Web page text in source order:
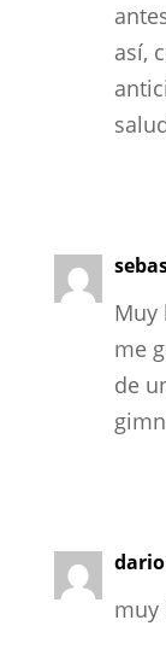
así,
Muy
me
de
muy